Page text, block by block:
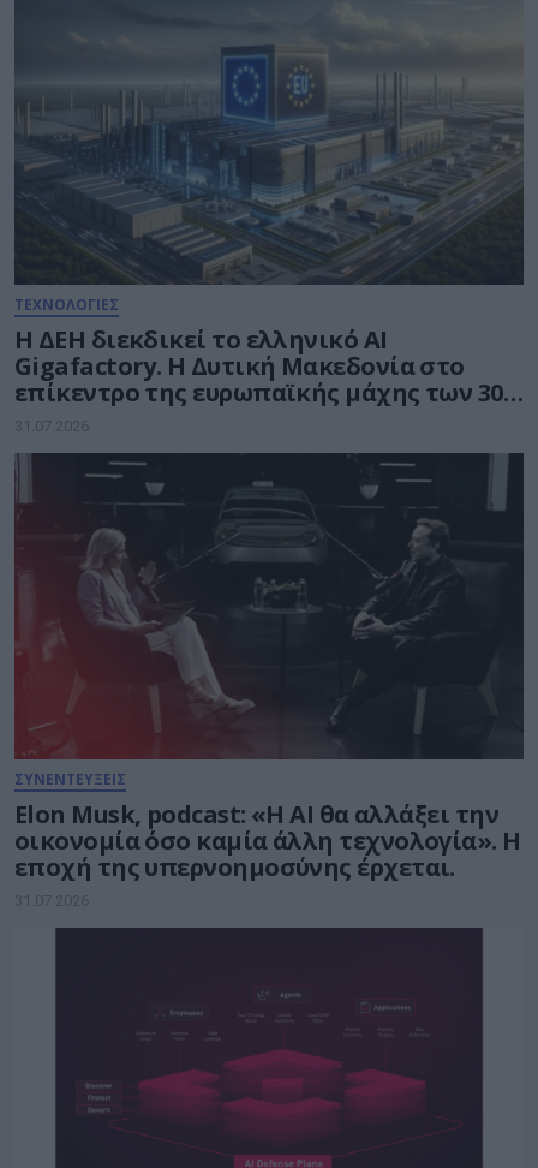
ΤΕΧΝΟΛΟΓΙΕΣ
Η ΔΕΗ διεκδικεί το ελληνικό AI
Gigafactory. Η Δυτική Μακεδονία στο
επίκεντρο της ευρωπαϊκής μάχης των 30
δισ. ευρώ για την Τεχνητή Νοημοσύνη
31.07.2026
ΣΥΝΕΝΤΕΥΞΕΙΣ
Elon Musk, podcast: «Η AI θα αλλάξει την
οικονομία όσο καμία άλλη τεχνολογία». Η
εποχή της υπερνοημοσύνης έρχεται.
31.07.2026